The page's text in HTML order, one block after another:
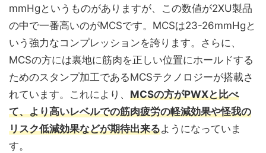
mmHgというものがありますが、この数値が2XU製品
の中で一番高いのがMCSです。MCSは23-26mmHgと
いう強力なコンプレッションを誇ります。さらに、
MCSの方には裏地に筋肉を正しい位置にホールドする
ためのスタンプ加工であるMCSテクノロジーが搭載さ
れています。これにより、 MCSの方がPWXと比べ
て、より高いレベルでの筋肉疲労の軽減効果や怪我の
リスク低減効果などが期待出来るようになっていま
す。